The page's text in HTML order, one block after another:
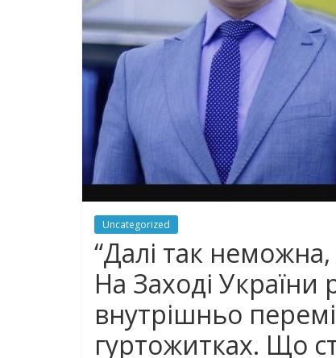
Uncategorized
“Далі так
На Заході України
внутрішньо
гуртожитках. Що